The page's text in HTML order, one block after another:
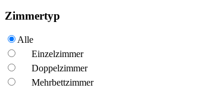
Zimmertyp
Alle
Einzelzimmer
Doppelzimmer
Mehrbettzimmer